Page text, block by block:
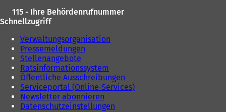
115 - Ihre Behördenrufnummer
Schnellzugriff
Verwaltungsorganisation
Pressemeldungen
Stellenangebote
Ratsinformationssystem
Öffentliche Ausschreibungen
Serviceportal (Online-Services)
Newsletter abonnieren
Datenschutzeinstellungen